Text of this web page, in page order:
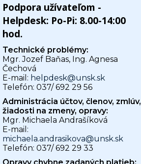
Podpora užívateľom -
Helpdesk: Po-Pi: 8.00-14:00
hod.
Technické problémy:
Mgr. Jozef Baňas, Ing. Agnesa
Čechová
E-mail: helpdesk@unsk.sk
Telefón: 037/ 692 29 56
Administrácia účtov, členov, zmlúv,
žiadosti na zmeny, opravy:
Mgr. Michaela Andrašíková
E-mail:
michaela.andrasikova@unsk.sk
Telefón: 037/ 692 29 33